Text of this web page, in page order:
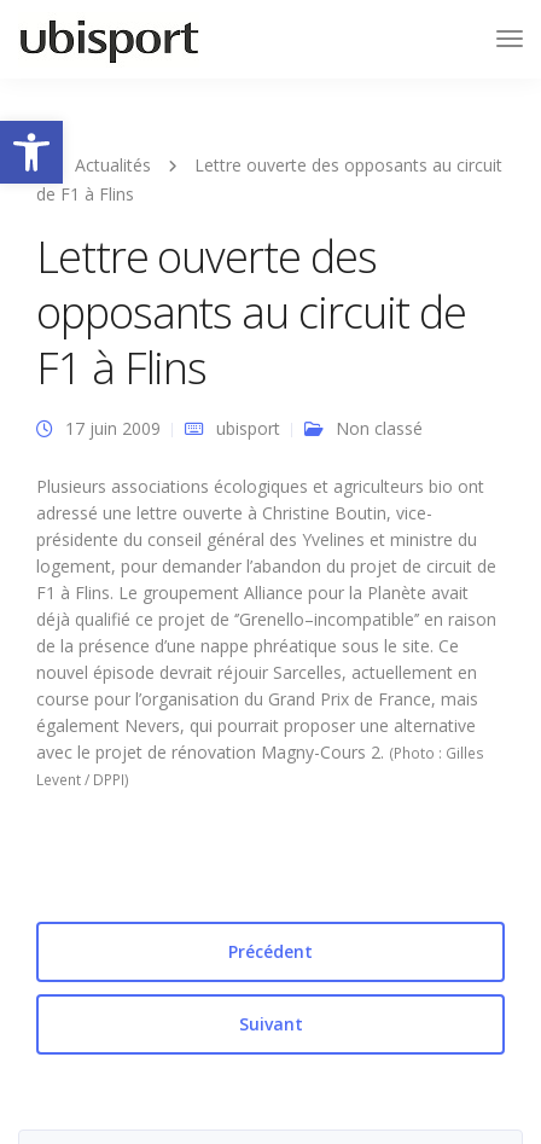
Ouvrir la barre d’outils
Actualités
Lettre ouverte des opposants au circuit
de F1 à Flins
Lettre ouverte des
opposants au circuit de
F1 à Flins
17 juin 2009 ubisport Non classé
Plusieurs associations écologiques et agriculteurs bio ont
adressé une lettre ouverte à Christine Boutin, vice-
présidente du conseil général des Yvelines et ministre du
logement, pour demander l’abandon du projet de circuit de
F1 à Flins. Le groupement Alliance pour la Planète avait
déjà qualifié ce projet de ‘’Grenello–incompatible’’ en raison
de la présence d’une nappe phréatique sous le site. Ce
nouvel épisode devrait réjouir Sarcelles, actuellement en
course pour l’organisation du Grand Prix de France, mais
également Nevers, qui pourrait proposer une alternative
avec le projet de rénovation Magny-Cours 2. (Photo : Gilles
Levent / DPPI)
Précédent
Suivant